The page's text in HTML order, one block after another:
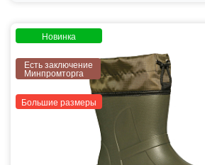
Новинка
Есть заключение
Минпромторга
Большие размеры